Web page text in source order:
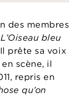
des membres
L’Oiseau bleu
prête sa voix
scène, il
repris en
qu’on